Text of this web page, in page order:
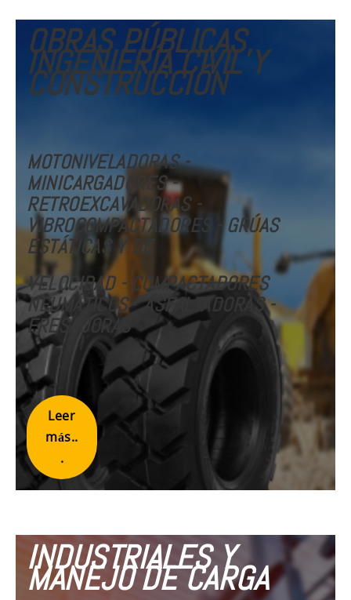
OBRAS PÚBLICAS,
INGENIERÍA CIVIL Y
CONSTRUCCIÓN
MOTONIVELADORAS -
MINICARGADORES -
RETROEXCAVADORAS -
VIBROCOMPACTADORES - GRÚAS
ESTÁTICAS Y DE
VELOCIDAD- COMPACTADORES
NEUMÁTICOS-ASFALTADORAS -
FRESADORAS
Leer
más..
.
INDUSTRIALES Y
MANEJO DE CARGA